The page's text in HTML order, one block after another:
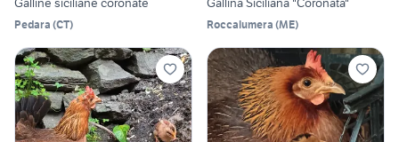
Pedara (CT) Roccalumera (ME)